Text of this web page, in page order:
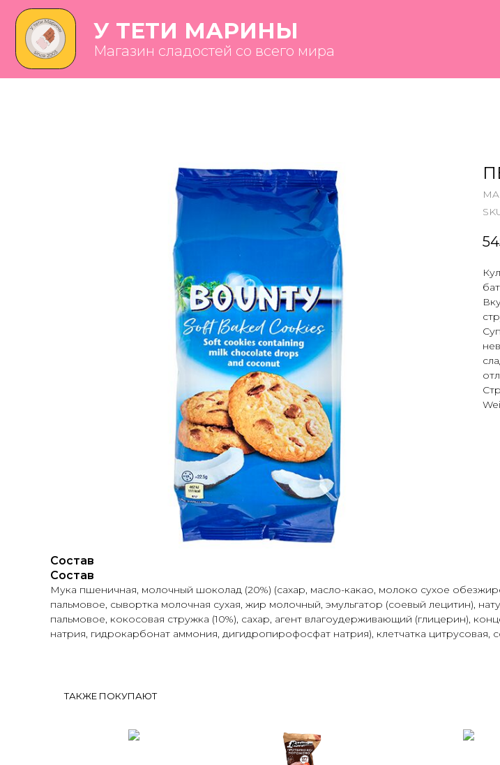
О НАС
У ТЕТИ МАРИНЫ
Магазин сладостей со всего мира
Состав
Состав
Мука пшеничная, молочный шоколад (20%) (сахар, масло-какао, молоко сухое
пальмовое, сывортка молочная сухая, жир молочный, эмульгатор (соевый лецитин),
пальмовое, кокосовая стружка (10%), сахар, агент влагоудерживающий (глицерин),
натрия, гидрокарбонат аммония, дигидропирофосфат натрия), клетчатка цитрусовая,
ТАКЖЕ ПОКУПАЮТ